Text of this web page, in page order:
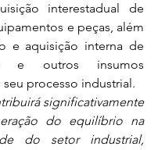
interestadual de
e peças, além
e aquisição interna de
e outros insumos
processo industrial.
significativamente
do equilíbrio na
do setor industrial,